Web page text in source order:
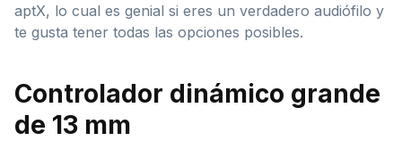
aptX, lo cual es genial si eres un verdadero audiófilo y
te gusta tener todas las opciones posibles.
Controlador dinámico grande
de 13 mm